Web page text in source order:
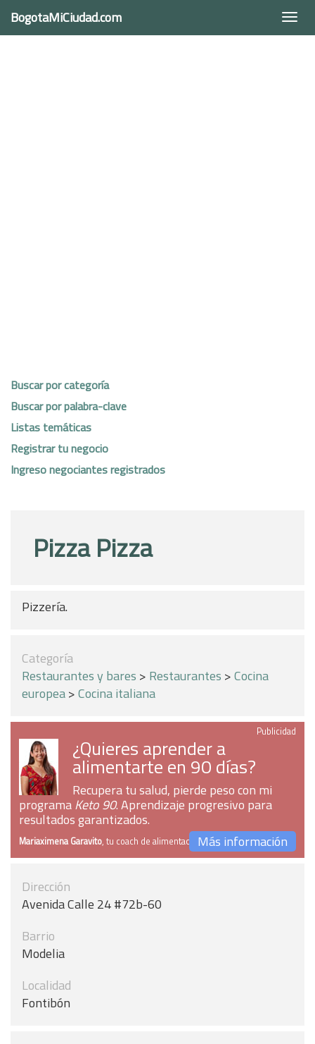
BogotaMiCiudad.com
Buscar por categoría
Buscar por palabra-clave
Listas temáticas
Registrar tu negocio
Ingreso negociantes registrados
Pizza Pizza
Pizzería.
Categoría
Restaurantes y bares > Restaurantes >Cocina
europea>Cocina italiana
Publicidad
¿Quieres aprender a
alimentarte en 90 días?
Recupera tu salud, pierde peso con mi
programaKeto 90. Aprendizaje progresivo para
resultados garantizados.
Mariaximena Garavito, tu coach de alimentaciónMás información
Dirección
Avenida Calle 24 #72b-60
Barrio
Modelia
Localidad
Fontibón